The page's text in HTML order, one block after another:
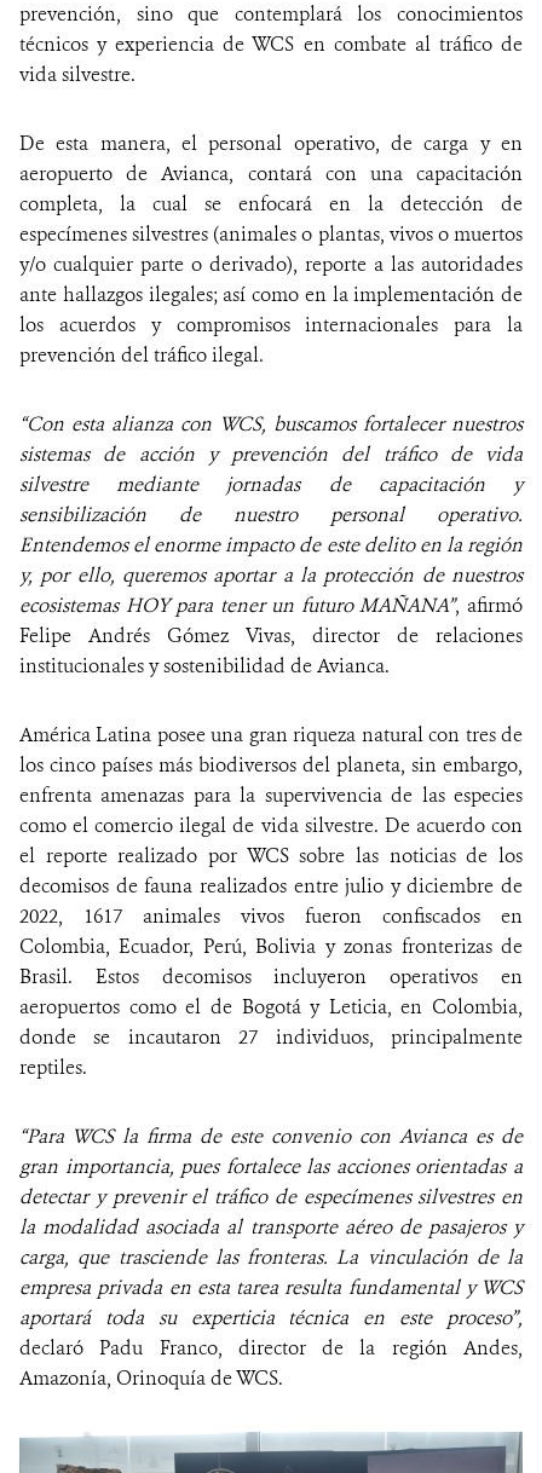
prevención, sino que contemplará los conocimientos
técnicos y experiencia de WCS en combate al tráfico de
vida silvestre.
De esta manera, el personal operativo, de carga y en
aeropuerto de Avianca, contará con una capacitación
completa, la cual se enfocará en la detección de
especímenes silvestres (animales o plantas, vivos o muertos
y/o cualquier parte o derivado), reporte a las autoridades
ante hallazgos ilegales; así como en la implementación de
los acuerdos y compromisos internacionales para la
prevención del tráfico ilegal.
“Con esta alianza con WCS, buscamos fortalecer nuestros
sistemas de acción y prevención del tráfico de vida
silvestre mediante jornadas de capacitación y
sensibilización de nuestro personal operativo.
Entendemos el enorme impacto de este delito en la región
y, por ello, queremos aportar a la protección de nuestros
ecosistemas HOY para tener un futuro MAÑANA”, afirmó
Felipe Andrés Gómez Vivas, director de relaciones
institucionales y sostenibilidad de Avianca.
América Latina posee una gran riqueza natural con tres de
los cinco países más biodiversos del planeta, sin embargo,
enfrenta amenazas para la supervivencia de las especies
como el comercio ilegal de vida silvestre. De acuerdo con
el reporte realizado por WCS sobre las noticias de los
decomisos de fauna realizados entre julio y diciembre de
2022, 1617 animales vivos fueron confiscados en
Colombia, Ecuador, Perú, Bolivia y zonas fronterizas de
Brasil. Estos decomisos incluyeron operativos en
aeropuertos como el de Bogotá y Leticia, en Colombia,
donde se incautaron 27 individuos, principalmente
reptiles.
“Para WCS la firma de este convenio con Avianca es de
gran importancia, pues fortalece las acciones orientadas a
detectar y prevenir el tráfico de especímenes silvestres en
la modalidad asociada al transporte aéreo de pasajeros y
carga, que trasciende las fronteras. La vinculación de la
empresa privada en esta tarea resulta fundamental y WCS
aportará toda su experticia técnica en este proceso”,
declaró Padu Franco, director de la región Andes,
Amazonía, Orinoquía de WCS.